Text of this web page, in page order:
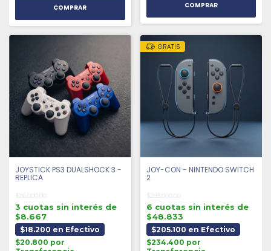
COMPRAR COMPRAR
JOYSTICK PS3 DUALSHOCK 3 -
REPLICA
$26.000,00
3 cuotas sin interés de
$8.667
$18.200 en Efectivo
$20.800 por
GRATIS
JOY-CON - NINTENDO SWITCH
2
$293.000,00
6 cuotas sin interés de
$48.833
$205.100 en Efectivo
$234.400 por